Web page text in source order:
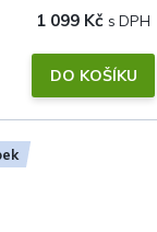
1 099 Kč
DO KOŠÍKU